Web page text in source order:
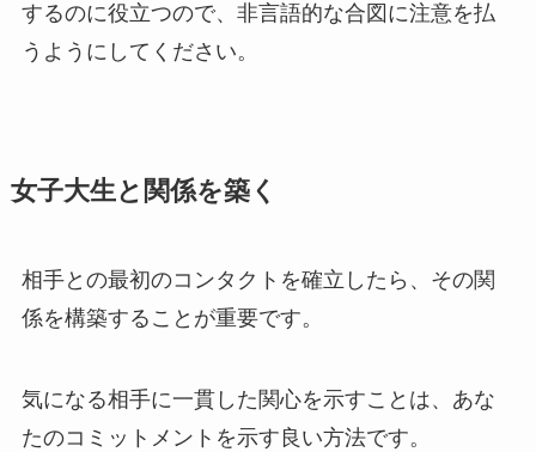
するのに役立つので、非言語的な合図に注意を払
うようにしてください。
女子大生と関係を築く
相手との最初のコンタクトを確立したら、その関
係を構築することが重要です。
気になる相手に一貫した関心を示すことは、あな
たのコミットメントを示す良い方法です。